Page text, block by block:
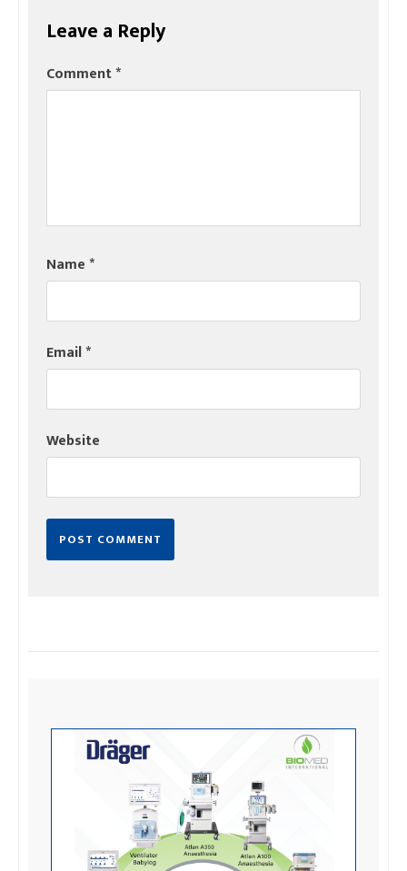
Leave a Reply
Comment*
Name*
Email*
Website